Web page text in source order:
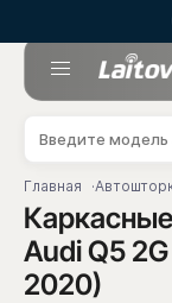
Главная
Audi Q5
2020)